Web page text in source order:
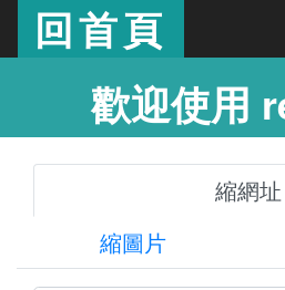
回首頁
歡迎使用
縮網址
縮圖片